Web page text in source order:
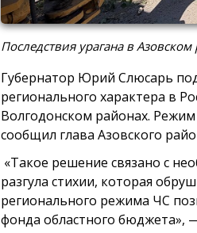
Последствия урагана в
Губернатор Юрий Слюсарь
регионального характера в
Волгодонском районах. Режим
сообщил глава Азовского
«Такое решение связано с
разгула стихии, которая
регионального режима ЧС
фонда областного бюджета»,